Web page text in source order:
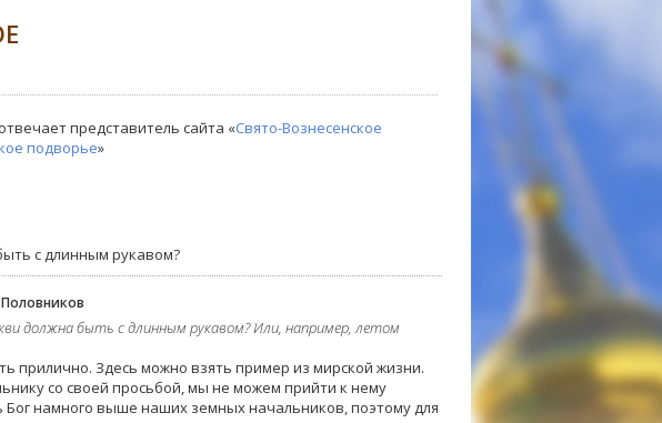
представитель сайта «Свято-Вознесенское
подворье»
с длинным рукавом?
должна быть с длинным рукавом? Или, например, летом
прилично. Здесь можно взять пример из мирской жизни.
со своей просьбой, мы не можем прийти к нему
намного выше наших земных начальников, поэтому для